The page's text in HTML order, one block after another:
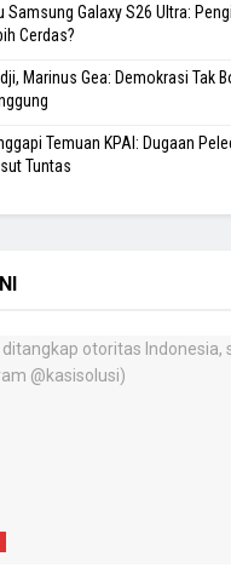
Samsung Galaxy S26 Ultra:
Cerdas?
Marinus Gea: Demokrasi Tak
Temuan KPAI: Dugaan
Tuntas